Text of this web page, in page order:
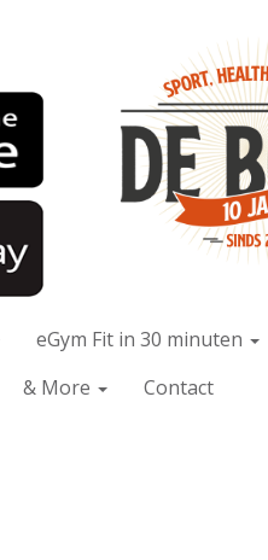
eGym Fit in 30 minuten
& More Contact